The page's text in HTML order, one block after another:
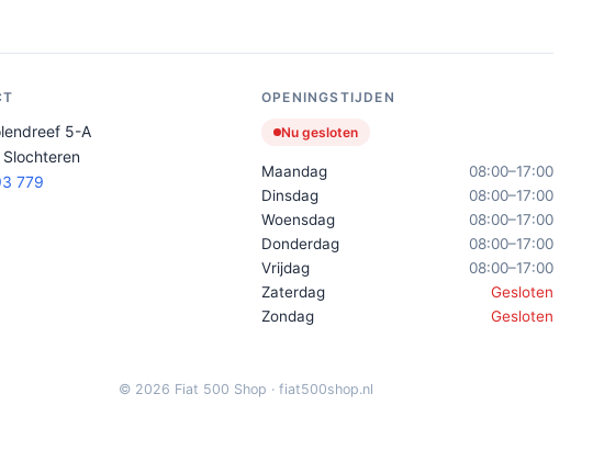
5-A
779
OPENINGSTIJDEN
Nu gesloten
Maandag
08:00–17:00
Dinsdag
08:00–17:00
Woensdag
08:00–17:00
Donderdag
08:00–17:00
Vrijdag
08:00–17:00
Zaterdag
Gesloten
Zondag
Gesloten
© 2026 Fiat 500 Shop · fiat500shop.nl